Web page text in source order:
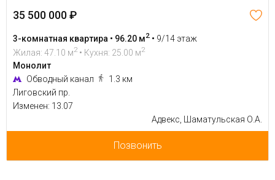
35 500 000 ₽
3-комнатная квартира • 96.20 м2 • 9/14 этаж
Жилая: 47.10 м2 • Кухня: 25.00 м2
Монолит
Обводный канал
1.3 км
Лиговский пр.
Изменен: 13.07
Адвекс, Шаматульская О.А.
Позвонить